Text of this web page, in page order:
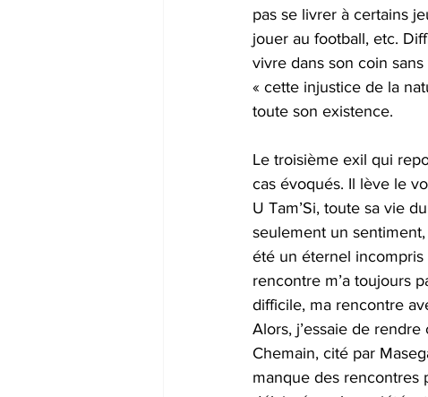
pas se livrer à certains
jouer au football, etc.
vivre dans son coin
« cette injustice de la
toute son existence.
Le troisième exil qui
cas évoqués. Il lève le
U Tam’Si, toute sa vie
seulement un
été un éternel incompris
rencontre m’a toujours
difficile, ma rencontre
Alors, j’essaie de
Chemain, cité par
manque des rencontres